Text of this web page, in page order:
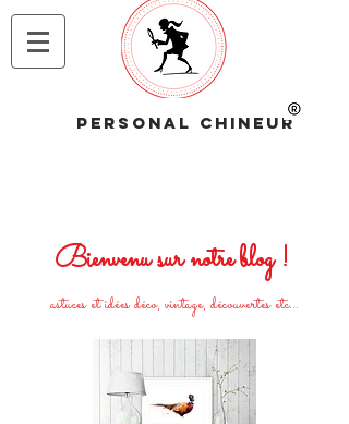
CHINEUR
Bienvenu sur notre blog !
astuces et idées déco, vintage, découvertes etc...